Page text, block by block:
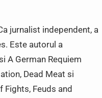
jurnalist independent, a
Este autorul a
A German Requiem
Dead Meat si
Feuds and